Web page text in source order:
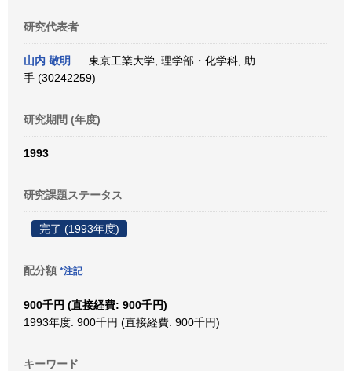
研究代表者
山内 敬明
東京工業大学, 理学部・化学科, 助
手 (30242259)
研究期間 (年度)
1993
研究課題ステータス
完了 (1993年度)
配分額 *注記
900千円 (直接経費: 900千円)
1993年度: 900千円 (直接経費: 900千円)
キーワード